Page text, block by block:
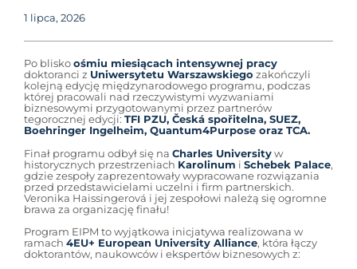
1 lipca, 2026
Po blisko ośmiu miesiącach intensywnej pracy
doktoranci z Uniwersytetu Warszawskiego zakończyli
kolejną edycję międzynarodowego programu, podczas
której pracowali nad rzeczywistymi wyzwaniami
biznesowymi przygotowanymi przez partnerów
tegorocznej edycji: TFI PZU, Česká spořitelna, SUEZ,
Boehringer Ingelheim, Quantum4Purpose oraz TCA.
Finał programu odbył się na Charles University w
historycznych przestrzeniach Karolinum i Schebek Palace,
gdzie zespoły zaprezentowały wypracowane rozwiązania
przed przedstawicielami uczelni i firm partnerskich.
Veronika Haissingerová i jej zespołowi należą się ogromne
brawa za organizację finału!
Program EIPM to wyjątkowa inicjatywa realizowana w
ramach 4EU+ European University Alliance, która łączy
doktorantów, naukowców i ekspertów biznesowych z: